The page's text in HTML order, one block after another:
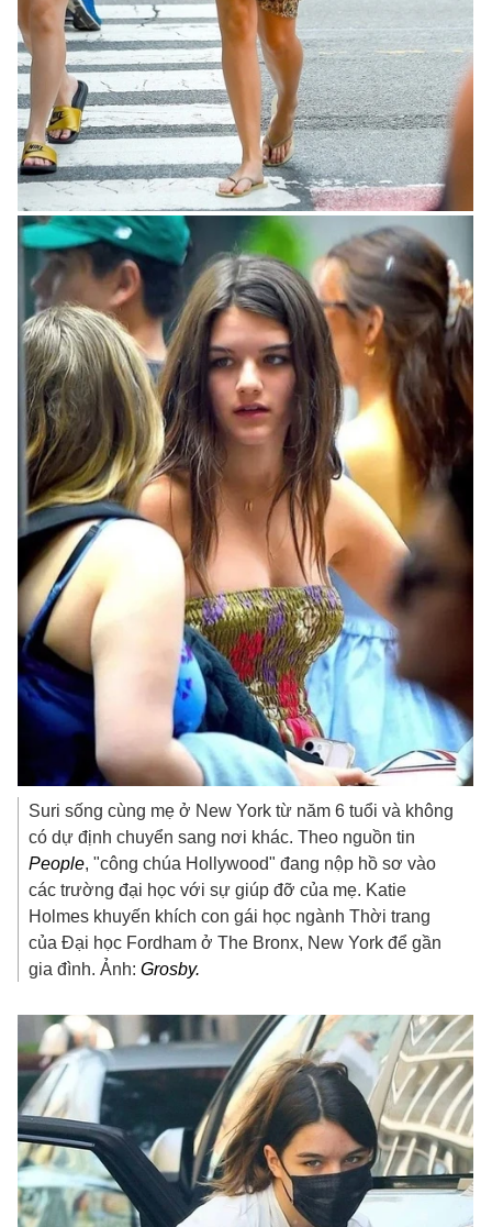
Suri sống cùng mẹ ở New York từ năm 6 tuổi và không
có dự định chuyển sang nơi khác. Theo nguồn tin
People, "công chúa Hollywood" đang nộp hồ sơ vào
các trường đại học với sự giúp đỡ của mẹ. Katie
Holmes khuyến khích con gái học ngành Thời trang
của Đại học Fordham ở The Bronx, New York để gần
gia đình. Ảnh:Grosby.